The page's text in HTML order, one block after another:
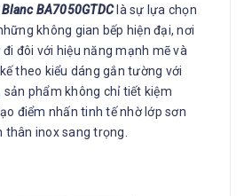
BA7050GTDClà sự lựa chọn
không gian bếp hiện đại, nơi
đôi với hiệu năng mạnh mẽ và
theo kiểu dáng gắn tường với
phẩm không chỉ tiết kiệm
điểm nhấn tinh tế nhờ lớp sơn
inox sang trọng.